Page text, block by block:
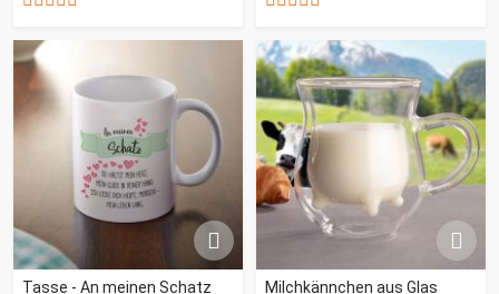
Tasse - An meinen Schatz Milchkännchen aus Glas